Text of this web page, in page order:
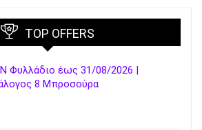
TOP OFFERS
Φυλλάδιο έως 31/08/2026 |
8 Μπροσούρα